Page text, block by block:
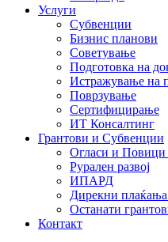
Услуги
Субвенции
Бизнис планови
Советување
Подготовка на
Истражување на
Поврзување
Сертифицирање
ИТ Консалтинг
Грантови и Субвенции
Огласи и
Рурален развој
ИПАРД
Дирекни
Останати
Контакт